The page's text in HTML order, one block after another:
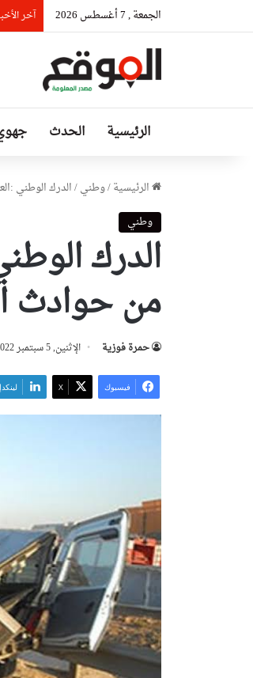
الجمعة , 7 أغسطس 2026 آخر
الرئيسية الحدث
الرئيسية/وطني/الدرك الوطني :العامل البشري
وطني
من حوادث
حمرة فوزية الإثنين, 5 سبتمبر 2022, 13:49
فيسبوك ‫X